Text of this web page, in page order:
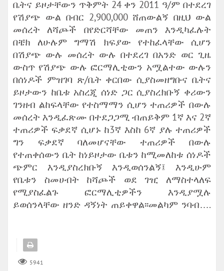
ቤትና ይዞታቸውን ጥቅምት 24 ቀን 2011 ዓ/ም በተደረገ
የሽያጭ ውል በብር 2,900,000 ሸጠውልኝ በዚህ ውል
መሰረት ለሻጮች በየድርሻቸው መጠን እንዲካፈሉት
በቼክ ለሁሉም ግማሽ ክፍያው የተከፈላቸው ሲሆን
በሽያጭ ውሉ መሰረት ውሉ በተደረገ በአንድ ወር ጊዜ
ውስጥ የሽያጭ ውሉ ፎርማሊቲውን አሟልተው ውሉን
በሰነዶች ምዝገባ ጽ/ቤት ቀርበው ሲያስመዘግቡና ቤትና
ይዞታውን ከቤቱ አስረጂ ሰነድ ጋር ሲያስረክቡኝ ቀሪውን
ገንዘብ ልከፍላቸው የተስማማን ሲሆን ተጠሪዎች በውሉ
መሰረት እንዲፈጽሙ በተደጋጋሚ ብጠይቅም 1ኛ እና 2ኛ
ተጠሪዎች ፍቃደኛ ሲሆኑ ከ3ኛ እስከ 6ኛ ያሉ ተጠሪዎች
ግን ፍቃደኛ ባለመሆናቸው ተጠሪዎች በውሉ
የተጠቀሰውን ቤት ከነይዞታው ቤቱን ከሚመለከቱ ሰነዶች
ጭምር እንዲያስረክቡኝ እንዲወሰንልኝ፤ እንዲሁም
የቤቱን ስመሀብት ከሻጮች ወደ ገዢ ለማስተላለፍ
የሚያስፈልጉ ፎርማሊቲዎችን እንዲያሟሉ
ይወሰንላቸው ዘንድ ዳኝነት ጠይቀዋል፡፡መልካም ንባብ….
5941